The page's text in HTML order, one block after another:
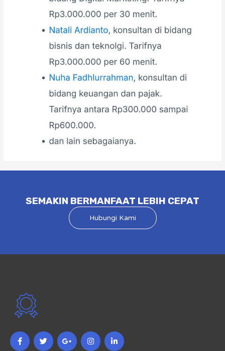
SEMAKIN BERMANFAAT LEBIH CEPAT
Hubungi Kami